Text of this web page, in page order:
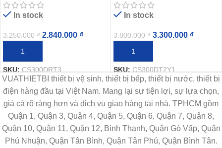
In stock
3.250.000₫ 2.840.000 ₫
THÊM VÀO GIỎ HÀNG
SKU:CS300DRT3
In stock
3.800.000₫ 3.300.000 ₫
THÊM VÀO GIỎ HÀNG
SKU:CS300DT2Y1
VUATHIETBI thiết bị vệ sinh, thiết bị bếp, thiết bị nước, thiết bị
điện hàng đầu tại Việt Nam. Mang lại sự tiện lợi, sự lựa chọn,
giá cả rõ ràng hơn và dịch vụ giao hàng tại nhà. TPHCM gồm
Quận 1, Quận 3, Quận 4, Quận 5, Quận 6, Quận 7, Quận 8,
Quận 10, Quận 11, Quận 12, Bình Thạnh, Quận Gò Vấp, Quận
Phú Nhuận, Quận Tân Bình, Quận Tân Phú, Quận Bình Tân.